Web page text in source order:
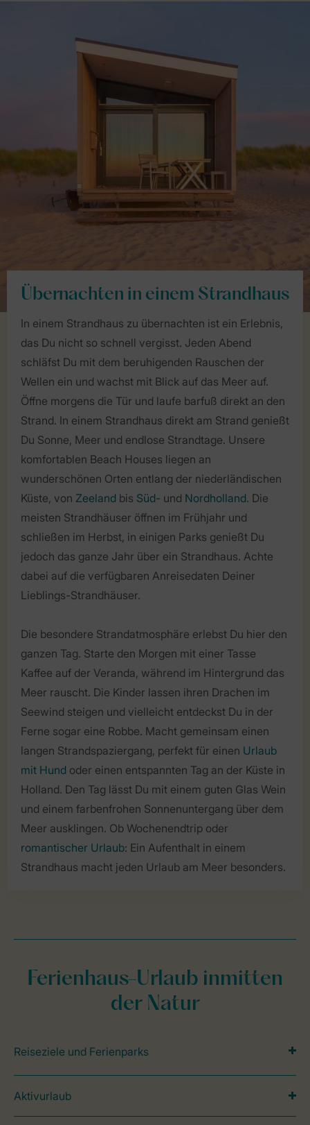
Übernachten in einem Strandhaus
In einem Strandhaus zu übernachten ist ein Erlebnis,
das Du nicht so schnell vergisst. Jeden Abend
schläfst Du mit dem beruhigenden Rauschen der
Wellen ein und wachst mit Blick auf das Meer auf.
Öffne morgens die Tür und laufe barfuß direkt an den
Strand. In einem Strandhaus direkt am Strand genießt
Du Sonne, Meer und endlose Strandtage. Unsere
komfortablen Beach Houses liegen an
wunderschönen Orten entlang der niederländischen
Küste, von Zeeland bis Süd- und Nordholland. Die
meisten Strandhäuser öffnen im Frühjahr und
schließen im Herbst, in einigen Parks genießt Du
jedoch das ganze Jahr über ein Strandhaus. Achte
dabei auf die verfügbaren Anreisedaten Deiner
Lieblings-Strandhäuser.
Die besondere Strandatmosphäre erlebst Du hier den
ganzen Tag. Starte den Morgen mit einer Tasse
Kaffee auf der Veranda, während im Hintergrund das
Meer rauscht. Die Kinder lassen ihren Drachen im
Seewind steigen und vielleicht entdeckst Du in der
Ferne sogar eine Robbe. Macht gemeinsam einen
langen Strandspaziergang, perfekt für einen Urlaub
mit Hund oder einen entspannten Tag an der Küste in
Holland. Den Tag lässt Du mit einem guten Glas Wein
und einem farbenfrohen Sonnenuntergang über dem
Meer ausklingen. Ob Wochenendtrip oder
romantischer Urlaub: Ein Aufenthalt in einem
Strandhaus macht jeden Urlaub am Meer besonders.
Ferienhaus-Urlaub inmitten
der Natur
Reiseziele und Ferienparks
Aktivurlaub